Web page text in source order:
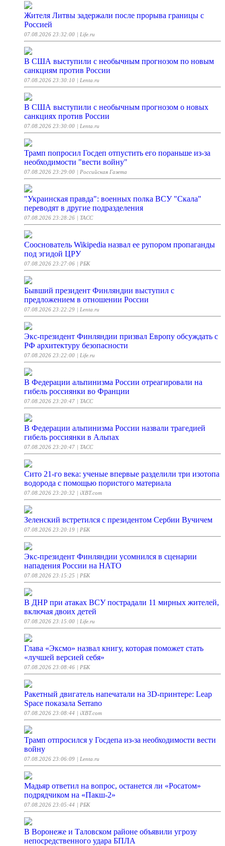
Жителя Литвы задержали после прорыва границы с
Россией
07.08.2026 23:32:00 | Life.ru
В США выступили с необычным прогнозом по новым
санкциям против России
07.08.2026 23:30:10 | Lenta.ru
В США выступили с необычным прогнозом о новых
санкциях против России
07.08.2026 23:30:00 | Lenta.ru
Трамп попросил Госдеп отпустить его пораньше из-за
необходимости "вести войну"
07.08.2026 23:29:00 | Российская Газета
"Украинская правда": военных полка ВСУ "Скала"
переводят в другие подразделения
07.08.2026 23:28:26 | ТАСС
Сооснователь Wikipedia назвал ее рупором пропаганды
под эгидой ЦРУ
07.08.2026 23:27:06 | РБК
Бывший президент Финляндии выступил с
предложением в отношении России
07.08.2026 23:22:29 | Lenta.ru
Экс-президент Финляндии призвал Европу обсуждать с
РФ архитектуру безопасности
07.08.2026 23:22:00 | Life.ru
В Федерации альпинизма России отреагировали на
гибель россиянки во Франции
07.08.2026 23:20:47 | ТАСС
В Федерации альпинизма России назвали трагедией
гибель россиянки в Альпах
07.08.2026 23:20:47 | ТАСС
Сито 21-го века: ученые впервые разделили три изотопа
водорода с помощью пористого материала
07.08.2026 23:20:32 | iXBT.com
Зеленский встретился с президентом Сербии Вучичем
07.08.2026 23:20:19 | РБК
Экс-президент Финляндии усомнился в сценарии
нападения России на НАТО
07.08.2026 23:15:25 | РБК
В ДНР при атаках ВСУ пострадали 11 мирных жителей,
включая двоих детей
07.08.2026 23:15:00 | Life.ru
Глава «Эксмо» назвал книгу, которая поможет стать
«лучшей версией себя»
07.08.2026 23:08:46 | РБК
Ракетный двигатель напечатали на 3D-принтере: Leap
Space показала Serrano
07.08.2026 23:08:44 | iXBT.com
Трамп отпросился у Госдепа из-за необходимости вести
войну
07.08.2026 23:06:09 | Lenta.ru
Мадьяр ответил на вопрос, останется ли «Росатом»
подрядчиком на «Пакш-2»
07.08.2026 23:05:44 | РБК
В Воронеже и Таловском районе объявили угрозу
непосредственного удара БПЛА